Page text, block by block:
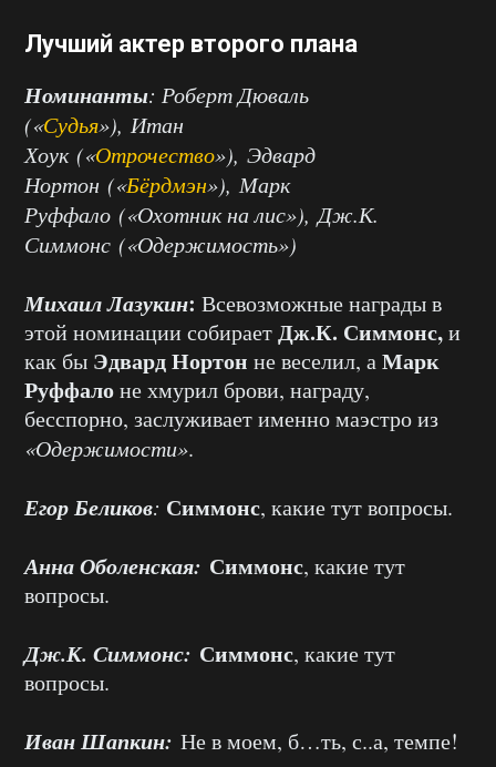
Лучший актер второго плана
Номинанты: Роберт Дюваль
(«Судья»), Итан
Хоук («Отрочество»), Эдвард
Нортон («Бёрдмэн»), Марк
Руффало («Охотник на лис»), Дж.К.
Симмонс («Одержимость»)
Михаил Лазукин: Всевозможные награды в
этой номинации собираетДж.К. Симмонс,и
как бы Эдвард Нортон не веселил, аМарк
Руффалоне хмурил брови, награду,
бесспорно, заслуживает именно маэстро из
«Одержимости».
Егор Беликов: Симмонс, какие тут вопросы.
Анна Оболенская: Симмонс, какие тут
вопросы.
Дж.К. Симмонс: Симмонс, какие тут
вопросы.
Иван Шапкин: Не в моем, б…ть, с..а, темпе!